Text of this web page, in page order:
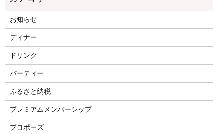
お知らせ
ディナー
ドリンク
パーティー
ふるさと納税
プレミアムメンバーシップ
プロポーズ